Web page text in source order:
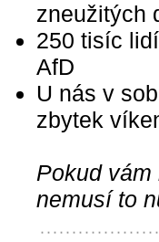
zneužitých
250 tisíc
AfD
U nás v
zbytek
Pokud
nemusí to